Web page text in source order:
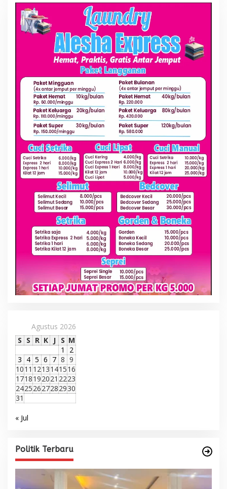
Agustus 2026
S S R K J S M
1
2
3 4 5 6 7 8 9
1011 1213141516
1718192021 2223
24252627282930
31
« Jul
Politik Terbaru